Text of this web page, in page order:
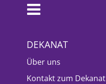
DEKANAT
Über uns
Kontakt zum Dekanat